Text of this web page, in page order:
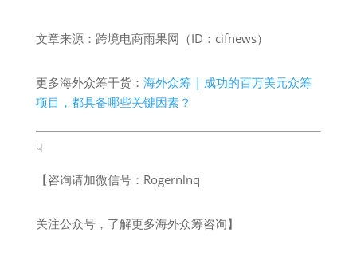
文章来源：跨境电商雨果网（ID：cifnews）
更多海外众筹干货： 海外众筹 | 成功的百万美元众筹
项目，都具备哪些关键因素？
☟
【咨询请加微信号：Rogernlnq
关注公众号，了解更多海外众筹咨询】